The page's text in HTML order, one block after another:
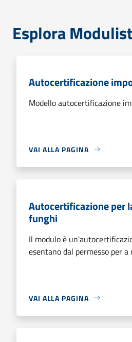
Esplora
Autocertificazione
Modello autocertificazione
VAI ALLA PAGINA
Autocertificazione per
funghi
Il modulo è
esentano dal permesso per
VAI ALLA PAGINA